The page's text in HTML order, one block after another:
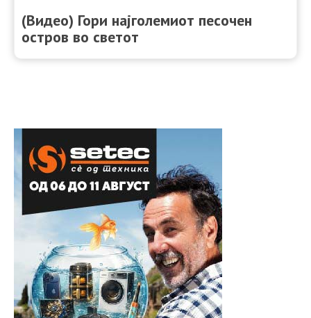
(Видео) Гори најголемиот песочен
остров во светот